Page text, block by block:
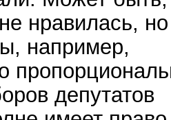
нравилась, но
например,
депутатов